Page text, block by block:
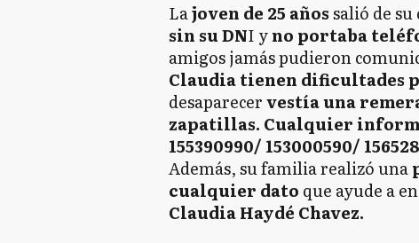
Lajoven de 25 añossalió de
sin su DNI yno portaba
amigos jamás pudieron
Claudia tienen dificultades
desaparecervestía una
zapatillas. Cualquier
155390990/ 153000590/
Además, su familia realizó una
cualquier dato que ayude a
Claudia Haydé Chavez.